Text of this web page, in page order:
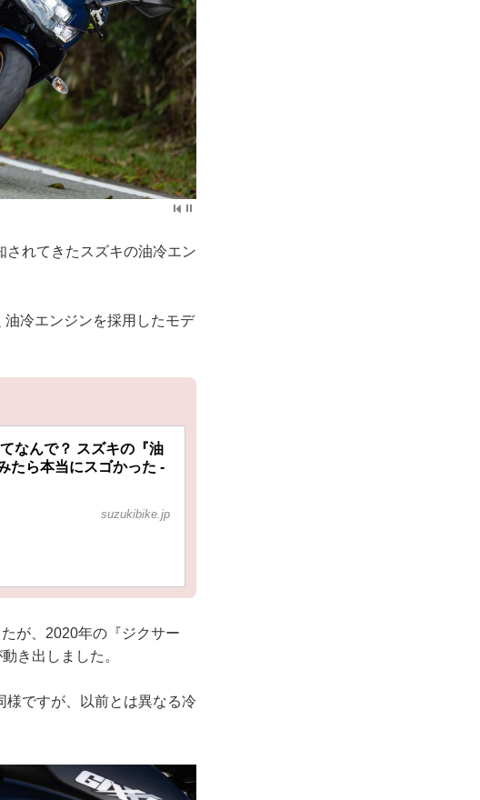
されてきたスズキの油冷エン
冷エンジンを採用したモデ
なんで？ スズキの『油
たら本当にスゴかった -
suzukibike.jp
が、2020年の『ジクサー
き出しました。
様ですが、以前とは異なる冷